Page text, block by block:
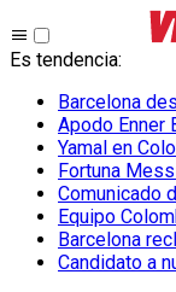
Es tendencia:
Barcelona
Apodo Enner
Yamal en
Fortuna
Comunicado
Equipo
Barcelona
Candidato a